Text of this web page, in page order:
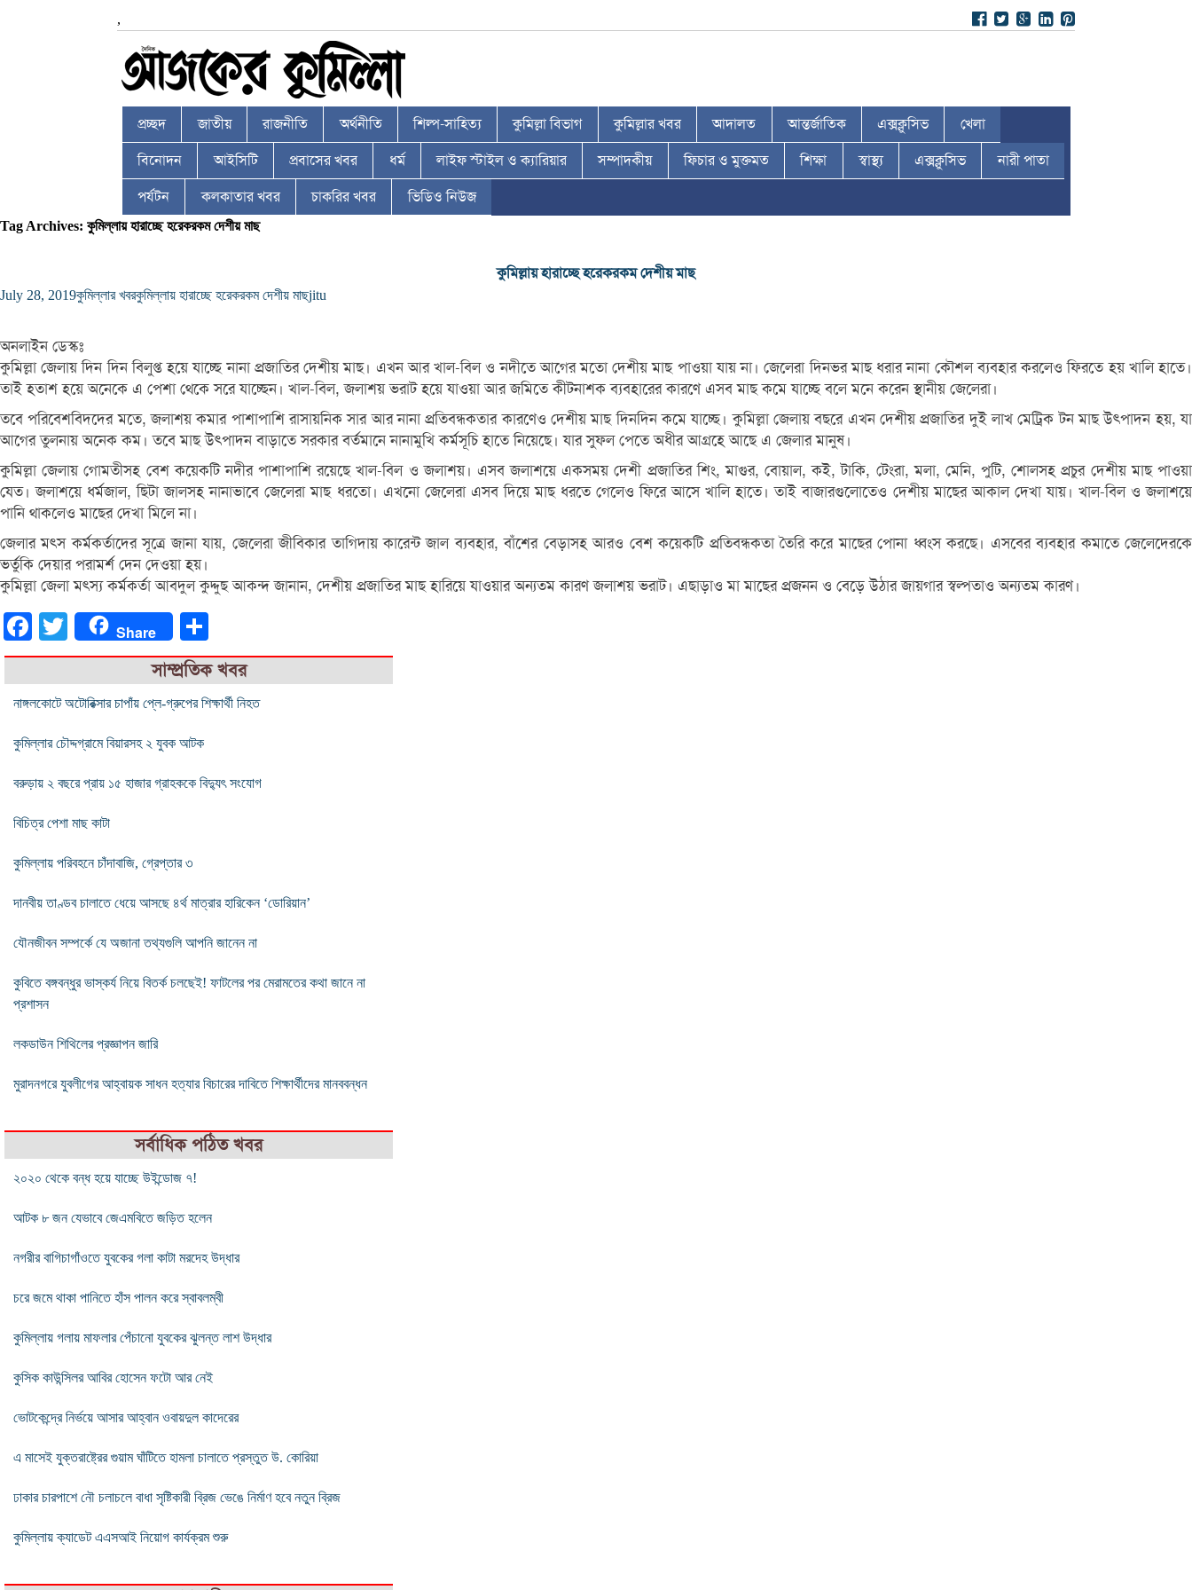
,
প্রচ্ছদ জাতীয় রাজনীতি অর্থনীতি শিল্প-সাহিত্য কুমিল্লা বিভাগ কুমিল্লার খবর আদালত আন্তর্জাতিক এক্সক্লুসিভ খেলা
বিনোদন আইসিটি প্রবাসের খবর ধর্ম লাইফ স্টাইল ও ক্যারিয়ার সম্পাদকীয় ফিচার ও মুক্তমত শিক্ষা স্বাস্থ্য এক্সক্লুসিভ নারী পাতা
পর্যটন কলকাতার খবর চাকরির খবর ভিডিও নিউজ
Tag Archives: কুমিল্লায় হারাচ্ছে হরেকরকম দেশীয় মাছ
কুমিল্লায় হারাচ্ছে হরেকরকম দেশীয় মাছ
July 28, 2019কুমিল্লার খবরকুমিল্লায় হারাচ্ছে হরেকরকম দেশীয় মাছjitu
অনলাইন ডেস্কঃ
কুমিল্লা জেলায় দিন দিন বিলুপ্ত হয়ে যাচ্ছে নানা প্রজাতির দেশীয় মাছ। এখন আর খাল-বিল ও নদীতে আগের মতো দেশীয় মাছ পাওয়া যায় না। জেলেরা দিনভর মাছ ধরার নানা কৌশল ব্যবহার করলেও ফিরতে হয় খালি হাতে।
তাই হতাশ হয়ে অনেকে এ পেশা থেকে সরে যাচ্ছেন। খাল-বিল, জলাশয় ভরাট হয়ে যাওয়া আর জমিতে কীটনাশক ব্যবহারের কারণে এসব মাছ কমে যাচ্ছে বলে মনে করেন স্থানীয় জেলেরা।
তবে পরিবেশবিদদের মতে, জলাশয় কমার পাশাপাশি রাসায়নিক সার আর নানা প্রতিবন্ধকতার কারণেও দেশীয় মাছ দিনদিন কমে যাচ্ছে। কুমিল্লা জেলায় বছরে এখন দেশীয় প্রজাতির দুই লাখ মেট্রিক টন মাছ উৎপাদন হয়, যা
আগের তুলনায় অনেক কম। তবে মাছ উৎপাদন বাড়াতে সরকার বর্তমানে নানামুখি কর্মসূচি হাতে নিয়েছে। যার সুফল পেতে অধীর আগ্রহে আছে এ জেলার মানুষ।
কুমিল্লা জেলায় গোমতীসহ বেশ কয়েকটি নদীর পাশাপাশি রয়েছে খাল-বিল ও জলাশয়। এসব জলাশয়ে একসময় দেশী প্রজাতির শিং, মাগুর, বোয়াল, কই, টাকি, টেংরা, মলা, মেনি, পুটি, শোলসহ প্রচুর দেশীয় মাছ পাওয়া
যেত। জলাশয়ে ধর্মজাল, ছিটা জালসহ নানাভাবে জেলেরা মাছ ধরতো। এখনো জেলেরা এসব দিয়ে মাছ ধরতে গেলেও ফিরে আসে খালি হাতে। তাই বাজারগুলোতেও দেশীয় মাছের আকাল দেখা যায়। খাল-বিল ও জলাশয়ে
পানি থাকলেও মাছের দেখা মিলে না।
জেলার মৎস কর্মকর্তাদের সূত্রে জানা যায়, জেলেরা জীবিকার তাগিদায় কারেন্ট জাল ব্যবহার, বাঁশের বেড়াসহ আরও বেশ কয়েকটি প্রতিবন্ধকতা তৈরি করে মাছের পোনা ধ্বংস করছে। এসবের ব্যবহার কমাতে জেলেদেরকে
ভর্তুকি দেয়ার পরামর্শ দেন দেওয়া হয়।
কুমিল্লা জেলা মৎস্য কর্মকর্তা আবদুল কুদ্দুছ আকন্দ জানান, দেশীয় প্রজাতির মাছ হারিয়ে যাওয়ার অন্যতম কারণ জলাশয় ভরাট। এছাড়াও মা মাছের প্রজনন ও বেড়ে উঠার জায়গার স্বল্পতাও অন্যতম কারণ।
FacebookTwitter Share
সাম্প্রতিক খবর
নাঙ্গলকোটে অটোরিক্সার চাপাঁয় প্লে-গ্রুপের শিক্ষার্থী নিহত
কুমিল্লার চৌদ্দগ্রামে বিয়ারসহ ২ যুবক আটক
বরুড়ায় ২ বছরে প্রায় ১৫ হাজার গ্রাহককে বিদ্যুৎ সংযোগ
বিচিত্র পেশা মাছ কাটা
কুমিল্লায় পরিবহনে চাঁদাবাজি, গ্রেপ্তার ৩
দানবীয় তাণ্ডব চালাতে ধেয়ে আসছে ৪র্থ মাত্রার হারিকেন ‘ডোরিয়ান’
যৌনজীবন সম্পর্কে যে অজানা তথ্যগুলি আপনি জানেন না
কুবিতে বঙ্গবন্ধুর ভাস্কর্য নিয়ে বিতর্ক চলছেই! ফাটলের পর মেরামতের কথা জানে না
প্রশাসন
লকডাউন শিথিলের প্রজ্ঞাপন জারি
মুরাদনগরে যুবলীগের আহ্বায়ক সাধন হত্যার বিচারের দাবিতে শিক্ষার্থীদের মানববন্ধন
সর্বাধিক পঠিত খবর
২০২০ থেকে বন্ধ হয়ে যাচ্ছে উইন্ডোজ ৭!
আটক ৮ জন যেভাবে জেএমবিতে জড়িত হলেন
নগরীর বাগিচাগাঁওতে যুবকের গলা কাটা মরদেহ উদ্ধার
চরে জমে থাকা পানিতে হাঁস পালন করে স্বাবলম্বী
কুমিল্লায় গলায় মাফলার পেঁচানো যুবকের ঝুলন্ত লাশ উদ্ধার
কুসিক কাউন্সিলর আবির হোসেন ফটো আর নেই
ভোটকেন্দ্রে নির্ভয়ে আসার আহ্বান ওবায়দুল কাদেরের
এ মাসেই যুক্তরাষ্ট্রের গুয়াম ঘাঁটিতে হামলা চালাতে প্রস্তুত উ. কোরিয়া
ঢাকার চারপাশে নৌ চলাচলে বাধা সৃষ্টিকারী ব্রিজ ভেঙে নির্মাণ হবে নতুন ব্রিজ
কুমিল্লায় ক্যাডেট এএসআই নিয়োগ কার্যক্রম শুরু